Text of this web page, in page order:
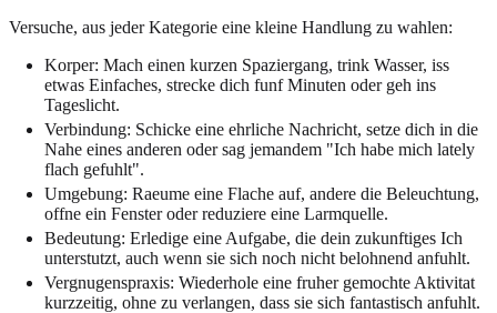
Versuche, aus jeder Kategorie eine kleine Handlung zu wahlen:
Korper: Mach einen kurzen Spaziergang, trink Wasser, iss
etwas Einfaches, strecke dich funf Minuten oder geh ins
Tageslicht.
Verbindung: Schicke eine ehrliche Nachricht, setze dich in die
Nahe eines anderen oder sag jemandem "Ich habe mich lately
flach gefuhlt".
Umgebung: Raeume eine Flache auf, andere die Beleuchtung,
offne ein Fenster oder reduziere eine Larmquelle.
Bedeutung: Erledige eine Aufgabe, die dein zukunftiges Ich
unterstutzt, auch wenn sie sich noch nicht belohnend anfuhlt.
Vergnugenspraxis: Wiederhole eine fruher gemochte Aktivitat
kurzzeitig, ohne zu verlangen, dass sie sich fantastisch anfuhlt.